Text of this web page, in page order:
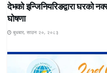
देभको इन्जिनियरिङद्वारा घरको
घोषणा
बुधबार, साउन २०, २०८३